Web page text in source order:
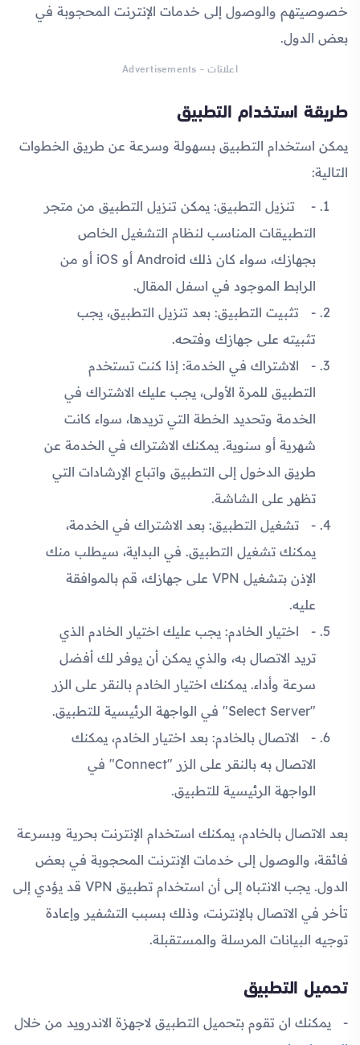
خصوصيتهم والوصول إلى خدمات الإنترنت المحجوبة في
بعض الدول.
اعلانات - Advertisements
طريقة استخدام التطبيق
يمكن استخدام التطبيق بسهولة وسرعة عن طريق الخطوات
التالية:
تنزيل التطبيق: يمكن تنزيل التطبيق من متجر
التطبيقات المناسب لنظام التشغيل الخاص
بجهازك، سواء كان ذلك Android أو iOS أو من
الرابط الموجود في اسفل المقال.
تثبيت التطبيق: بعد تنزيل التطبيق، يجب
تثبيته على جهازك وفتحه.
الاشتراك في الخدمة: إذا كنت تستخدم
التطبيق للمرة الأولى، يجب عليك الاشتراك في
الخدمة وتحديد الخطة التي تريدها، سواء كانت
شهرية أو سنوية. يمكنك الاشتراك في الخدمة عن
طريق الدخول إلى التطبيق واتباع الإرشادات التي
تظهر على الشاشة.
تشغيل التطبيق: بعد الاشتراك في الخدمة،
يمكنك تشغيل التطبيق. في البداية، سيطلب منك
الإذن بتشغيل VPN على جهازك، قم بالموافقة
عليه.
اختيار الخادم: يجب عليك اختيار الخادم الذي
تريد الاتصال به، والذي يمكن أن يوفر لك أفضل
سرعة وأداء. يمكنك اختيار الخادم بالنقر على الزر
"Select Server" في الواجهة الرئيسية للتطبيق.
الاتصال بالخادم: بعد اختيار الخادم، يمكنك
الاتصال به بالنقر على الزر "Connect" في
الواجهة الرئيسية للتطبيق.
بعد الاتصال بالخادم، يمكنك استخدام الإنترنت بحرية وبسرعة
فائقة، والوصول إلى خدمات الإنترنت المحجوبة في بعض
الدول. يجب الانتباه إلى أن استخدام تطبيق VPN قد يؤدي إلى
تأخر في الاتصال بالإنترنت، وذلك بسبب التشفير وإعادة
توجيه البيانات المرسلة والمستقبلة.
تحميل التطبيق
يمكنك ان تقوم بتحميل التطبيق لاجهزة الاندرويد من خلال